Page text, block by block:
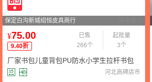
保定白沟新城绍恒皮具商行
¥75.00
9.40折
已售
266个
起批量
3个
厂家书包儿童背包PU防水小学生拉杆书包
减负透气儿童书包学生书包
河北高碑店市